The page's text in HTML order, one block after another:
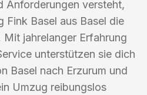
Anforderungen versteht,
Fink Basel aus Basel die
jahrelanger Erfahrung
unterstützen sie dich
Basel nach Erzurum und
Umzug reibungslos